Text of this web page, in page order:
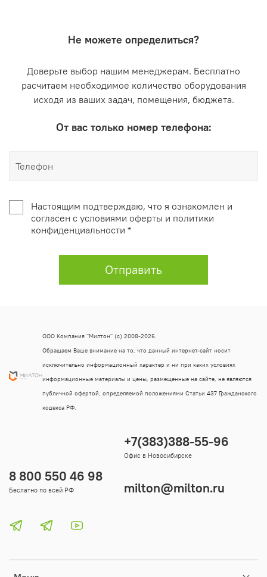
Не можете определиться?
Доверьте выбор нашим менеджерам. Бесплатно
расчитаем необходимое количество оборудования
исходя из ваших задач, помещения, бюджета.
От вас только номер телефона:
Настоящим подтверждаю, что я ознакомлен и
согласен с условиями оферты и политики
конфиденциальности *
Отправить
8 800 550 46 98
Беслатно по всей РФ
+7(383)388-55-96
Офис в Новосибирске
milton@milton.ru
ООО Компания "Милтон" (с) 2008-2026.
Обращаем Ваше внимание на то, что данный интернет-сайт носит
исключительно информационный характер и ни при каких условиях
информационные материалы и цены, размещенные на сайте, не являются
публичной офертой, определяемой положениями Статьи 437 Гражданского
кодекса РФ.